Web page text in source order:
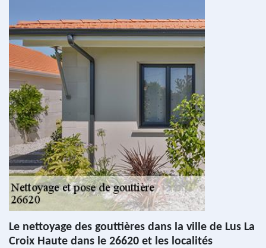
Le nettoyage des gouttières dans la ville de Lus La
Croix Haute dans le 26620 et les localités